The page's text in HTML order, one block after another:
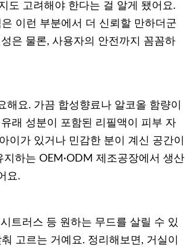
도 고려해야 한다는 걸 알게 됐어요.
이런 부분에서 더 신뢰할 만하더군
은 물론, 사용자의 안전까지 꼼꼼하
요. 가끔 합성향료나 알코올 함량이
래 성분이 포함된 리필액이 피부 자
이가 있거나 민감한 분이 계신 공간이
하는 OEM·ODM 제조공장에서 생산
요.
트러스 등 원하는 무드를 살릴 수 있
고르는 거예요. 정리해보면, 거실이